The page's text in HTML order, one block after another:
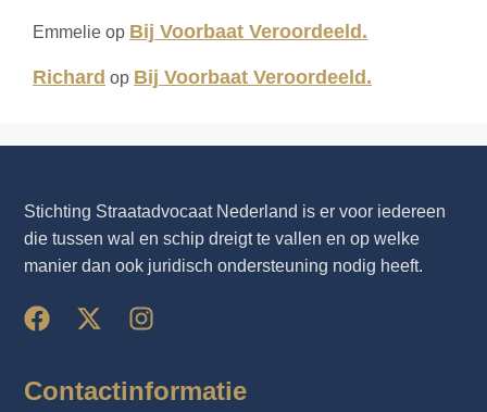
Emmelie op Bij Voorbaat Veroordeeld.
Richard op Bij Voorbaat Veroordeeld.
Stichting Straatadvocaat Nederland is er voor iedereen
die tussen wal en schip dreigt te vallen en op welke
manier dan ook juridisch ondersteuning nodig heeft.
Contactinformatie